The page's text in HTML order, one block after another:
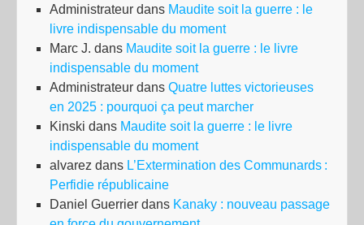
Administrateur dans Maudite soit la guerre : le
livre indispensable du moment
Marc J. dans Maudite soit la guerre : le livre
indispensable du moment
Administrateur dans Quatre luttes victorieuses
en 2025 : pourquoi ça peut marcher
Kinski dans Maudite soit la guerre : le livre
indispensable du moment
alvarez dans L’Extermination des Communards :
Perfidie républicaine
Daniel Guerrier dans Kanaky : nouveau passage